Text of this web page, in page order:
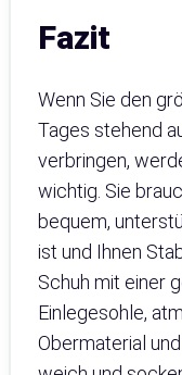
Fazit
Wenn Sie den
Tages stehend
verbringen,
wichtig. Sie
bequem,
ist und Ihnen
Schuh mit einer
Einlegesohle,
Obermaterial